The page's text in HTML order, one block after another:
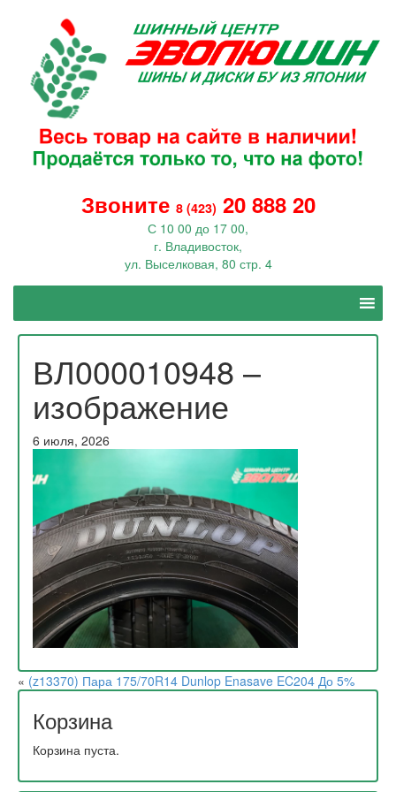
Звоните 8 (423) 20 888 20
С 10 00 до 17 00,
г. Владивосток,
ул. Выселковая, 80 стр. 4
ВЛ000010948 –
изображение
6 июля, 2026
« (z13370) Пара 175/70R14 Dunlop Enasave EC204 До 5%
Корзина
Корзина пуста.